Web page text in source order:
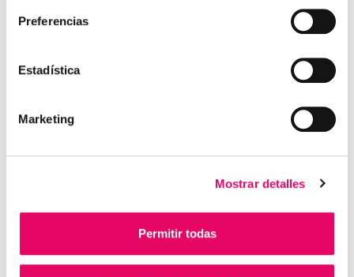
Preferencias
Estadística
Marketing
Mostrar detalles
Permitir todas
a las empresas al abono de una
indemnización por los
daños y perjuicios por el fallecimiento del trabajador
derivado de enfermedad profesional ( mesotelioma
maligno estadio IV). Enfermedad contraída por la
exposición al polvo de amianto en el desarrollo de su
prevención encaminadas a evitar los riesgos de
exposición a la sustancia contaminante .